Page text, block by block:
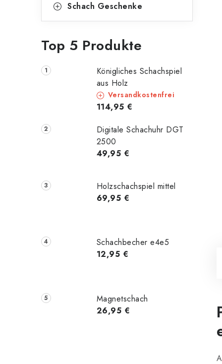
Schach Geschenke
Top 5 Produkte
Königliches Schachspiel
aus Holz
Versandkostenfrei
114,95 €
Digitale Schachuhr DGT
2500
49,95 €
Holzschachspiel mittel
69,95 €
Schachbecher e4e5
12,95 €
Magnetschach
26,95 €